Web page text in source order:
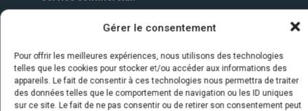
Gérer le consentement
Pour offrir les meilleures expériences, nous utilisons des technologies
telles que les cookies pour stocker et/ou accéder aux informations des
appareils. Le fait de consentir à ces technologies nous permettra de traiter
des données telles que le comportement de navigation ou les ID uniques
sur ce site. Le fait de ne pas consentir ou de retirer son consentement peut